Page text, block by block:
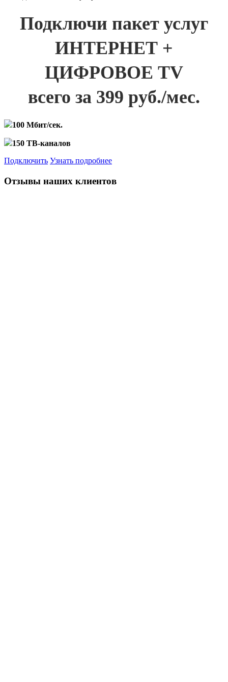
Подключи пакет услуг
ИНТЕРНЕТ +
ЦИФРОВОЕ TV
всего за 399 руб./мес.
100 Мбит/сек.
150 ТВ-каналов
Подключить Узнать подробнее
Отзывы наших клиентов